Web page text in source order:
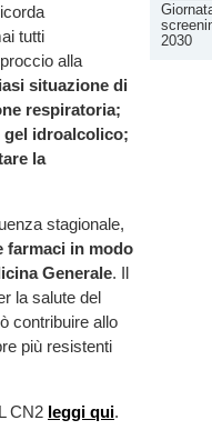
2030
tutti
alla
situazione di
respiratoria;
gel idroalcolico;
la
stagionale,
farmaci in modo
Generale. Il
la salute del
contribuire allo
più resistenti
CN2 leggi qui.